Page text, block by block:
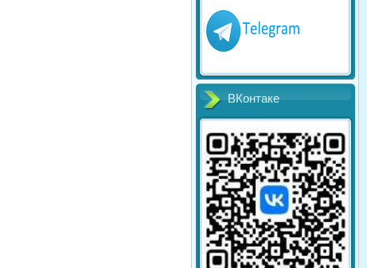
ВКонтаке